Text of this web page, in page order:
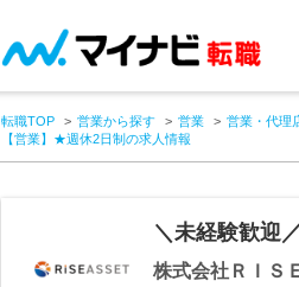
転職TOP 営業から探す 営業
営業・代理
【営業】★週休2日制の求人情報
＼未経験歓迎
株式会社ＲＩＳ